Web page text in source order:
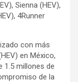
Sienna (HEV),
4Runner
con más
en México,
1.5 millones de
de la